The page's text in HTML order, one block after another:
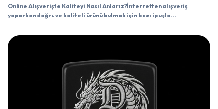
Online Alışverişte Kaliteyi Nasıl Anlarız?İnternetten alışveriş
yaparken doğru ve kaliteli ürünü bulmak için bazı ipuçla...